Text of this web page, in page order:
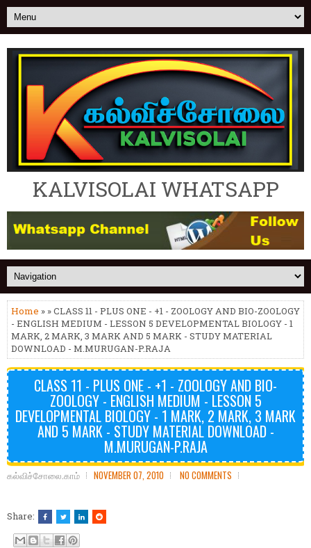
KALVISOLAI WHATSAPP
Home » » CLASS 11 - PLUS ONE - +1 - ZOOLOGY AND BIO-ZOOLOGY
- ENGLISH MEDIUM - LESSON 5 DEVELOPMENTAL BIOLOGY - 1
MARK, 2 MARK, 3 MARK AND 5 MARK - STUDY MATERIAL
DOWNLOAD - M.MURUGAN-P.RAJA
CLASS 11 - PLUS ONE - +1 - ZOOLOGY AND BIO-
ZOOLOGY - ENGLISH MEDIUM - LESSON 5
DEVELOPMENTAL BIOLOGY - 1 MARK, 2 MARK, 3 MARK
AND 5 MARK - STUDY MATERIAL DOWNLOAD -
M.MURUGAN-P.RAJA
கல்விச்சோலை.காம் NOVEMBER 07, 2010 NO COMMENTS
Share: